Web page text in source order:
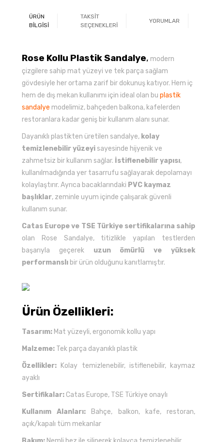
ÜRÜN
BİLGİSİ
TAKSİT
SEÇENEKLERİ
YORUMLAR
Rose Kollu Plastik Sandalye, modern
çizgilere sahip mat yüzeyi ve tek parça sağlam
gövdesiyle her ortama zarif bir dokunuş katıyor. Hem iç
hem de dış mekan kullanımı için ideal olan bu plastik
sandalye modelimiz, bahçeden balkona, kafelerden
restoranlara kadar geniş bir kullanım alanı sunar.
Dayanıklı plastikten üretilen sandalye, kolay
temizlenebilir yüzeyisayesinde hijyenik ve
zahmetsiz bir kullanım sağlar. İstiflenebilir yapısı,
kullanılmadığında yer tasarrufu sağlayarak depolamayı
kolaylaştırır. Ayrıca bacaklarındaki PVC kaymaz
başlıklar, zeminle uyum içinde çalışarak güvenli
kullanım sunar.
Catas Europe ve TSE Türkiye sertifikalarına sahip
olan Rose Sandalye, titizlikle yapılan testlerden
başarıyla geçerek uzun ömürlü ve yüksek
performanslı bir ürün olduğunu kanıtlamıştır.
Ürün Özellikleri:
Tasarım: Mat yüzeyli, ergonomik kollu yapı
Malzeme: Tek parça dayanıklı plastik
Özellikler: Kolay temizlenebilir, istiflenebilir, kaymaz
ayaklı
Sertifikalar: Catas Europe, TSE Türkiye onaylı
Kullanım Alanları: Bahçe, balkon, kafe, restoran,
açık/kapalı tüm mekanlar